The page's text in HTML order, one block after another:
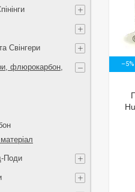
–5%
Свінгери
флюрокарбон,
Поди